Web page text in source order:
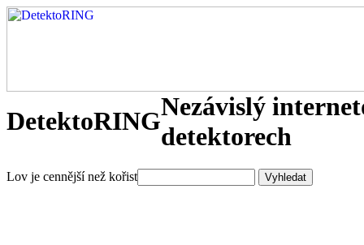
DetektoRINGNezávislý
detektorech
Lov je cennější než kořist